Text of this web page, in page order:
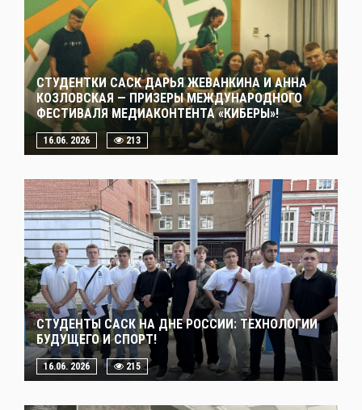
СТУДЕНТКИ САСК ДАРЬЯ ЖЕВАНКИНА И АННА
КОЗЛОВСКАЯ — ПРИЗЕРЫ МЕЖДУНАРОДНОГО
ФЕСТИВАЛЯ МЕДИАКОНТЕНТА «КИБЕРЫ»!
16.06. 2026 213
СТУДЕНТЫ САСК НА ДНЕ РОССИИ: ТЕХНОЛОГИИ
БУДУЩЕГО И СПОРТ!
16.06. 2026 215